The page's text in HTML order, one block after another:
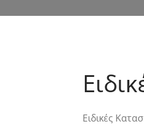
Ειδικές